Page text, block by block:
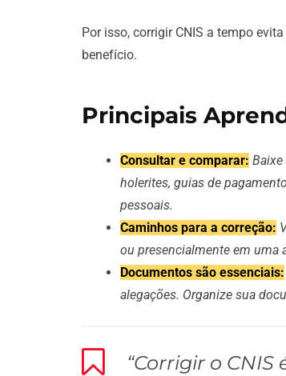
Por isso, corrigir CNIS a tempo
benefício.
Principais
Consultar e comparar:
holerites, guias de
pessoais.
Caminhos para a correção:
ou presencialmente em uma
Documentos são essenciais:
alegações. Organize sua
“Corrigir o